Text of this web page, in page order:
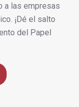
a las empresas
¡Dé el salto
del Papel